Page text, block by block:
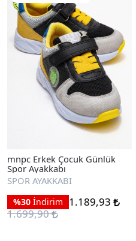
mnpc Erkek Çocuk Günlük
Spor Ayakkabı
SPOR AYAKKABI
%30 İndirim
1.189,93
1.699,90